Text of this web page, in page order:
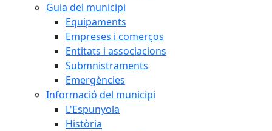
Guia del municipi
Equipaments
Empreses i comerços
Entitats i associacions
Submnistraments
Emergències
Informació del municipi
L'Espunyola
Història